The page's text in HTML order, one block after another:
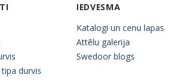
durvis
IEDVESMA
Katalogi un cenu lapas
Attēlu galerija
Swedoor blogs